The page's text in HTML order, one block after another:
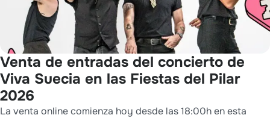
Venta de entradas del concierto de
Viva Suecia en las Fiestas del Pilar
2026
La venta online comienza hoy desde las 18:00h en esta